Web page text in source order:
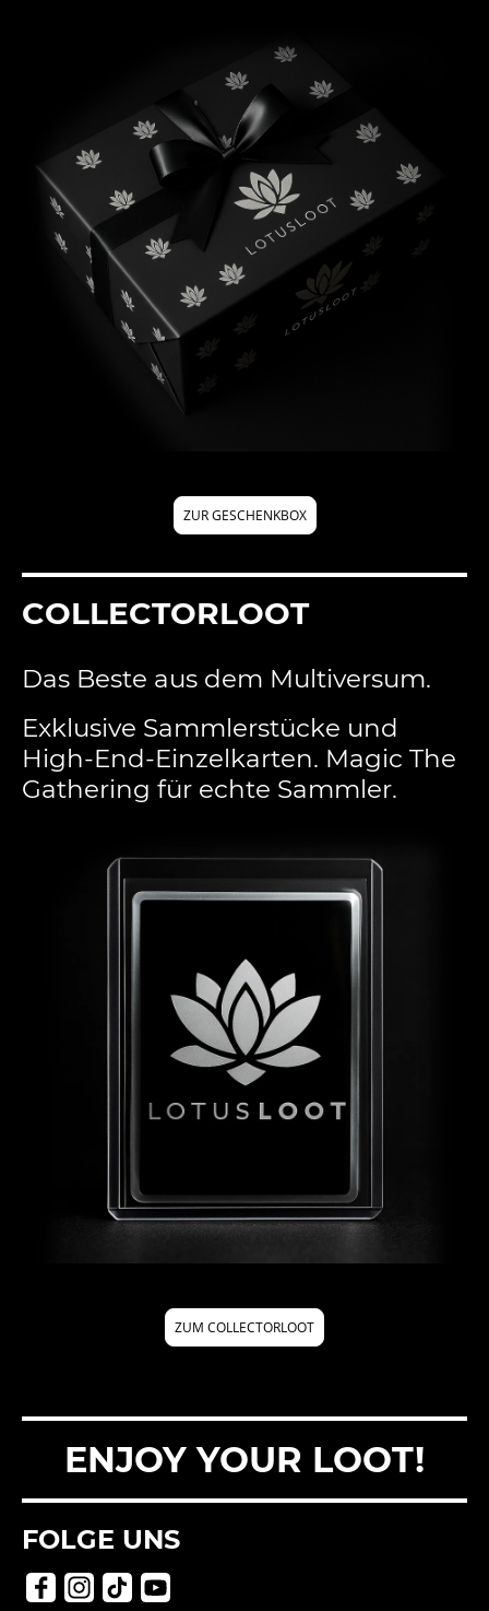
ZUR GESCHENKBOX
COLLECTORLOOT
Das Beste aus dem Multiversum.
Exklusive Sammlerstücke und
High-End-Einzelkarten. Magic The
Gathering für echte Sammler.
ZUM COLLECTORLOOT
ENJOY YOUR LOOT!
FOLGE UNS